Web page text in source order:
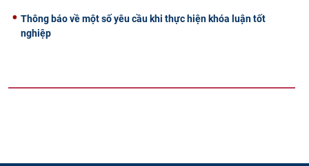
Thông báo về một số yêu cầu khi thực hiện khóa luận tốt
nghiệp